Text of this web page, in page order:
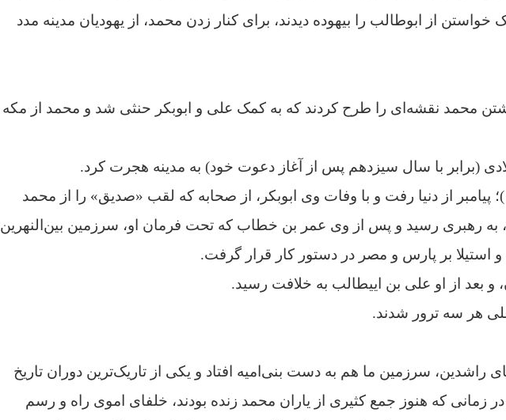
خواستن از ابوطالب را بیهوده دیدند، برای کنار زدن محمد، از یهودیان مدینه مدد
محمد نقشه‌ای را طرح کردند که به کمک علی و ابوبکر حنثی شد و محمد از مکه
ده سال بعد (۶۳۲)؛ پیامبر از دنیا رفت و با وفات وی ابوبکر، از صحابه که لقب «صدیق» را از محمد
به رهبری رسید و پس از وی عمر بن خطاب که تحت فرمان او، سرزمین بین‌النهرین
استیلا بر پارس و مصر در دستور کار قرار گرفت.
بعد از او علی بن اییطالب به خلافت رسید.
هر سه ترور شدند.
راشدین، سرزمین ما هم به دست بنی‌امیه افتاد و یکی از تاریک‌ترین دوران تاریخ
زمانی که هنوز جمع کثیری از یاران محمد زنده بودند، خلفای اموی راه و رسم